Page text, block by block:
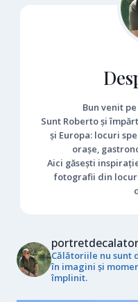
Bun venit
Sunt Roberto și
și Europa: locuri
orașe,
Aici găsești
fotografii din
Călătoriile nu sunt
în imagini și
împlinit.